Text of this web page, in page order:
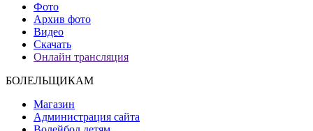
Фото
Архив фото
Видео
Скачать
Онлайн трансляция
БОЛЕЛЬЩИКАМ
Магазин
Администрация сайта